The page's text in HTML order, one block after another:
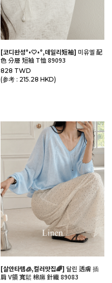
[코디완성°•🤍•°,데일리短袖] 미유엘 配
色 分層 短袖 T恤 89093
828 TWD
(参考 : 215.28 HKD)
[살안타템🧊,컬러맛집🌈] 달린 透膚 插
肩 V領 寬鬆 棉麻 針織 89083